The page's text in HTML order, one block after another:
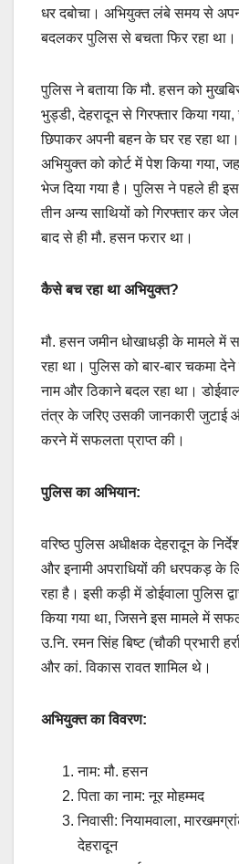
धर दबोचा। अभियुक्त लंबे समय से
बदलकर पुलिस से बचता फिर रहा था।
पुलिस ने बताया कि मौ. हसन को
भुड्डी, देहरादून से गिरफ्तार किया
छिपाकर अपनी बहन के घर रह रहा था।
अभियुक्त को कोर्ट में पेश किया गया,
भेज दिया गया है। पुलिस ने पहले ही
तीन अन्य साथियों को गिरफ्तार कर
बाद से ही मौ. हसन फरार था।
कैसे बच रहा था अभियुक्त?
मौ. हसन जमीन धोखाधड़ी के मामले में
रहा था। पुलिस को बार-बार चकमा
नाम और ठिकाने बदल रहा था।
तंत्र के जरिए उसकी जानकारी जुटाई
करने में सफलता प्राप्त की।
पुलिस का अभियान:
वरिष्ठ पुलिस अधीक्षक देहरादून के
और इनामी अपराधियों की धरपकड़ के
रहा है। इसी कड़ी में डोईवाला पुलिस
किया गया था, जिसने इस मामले में
उ.नि. रमन सिंह बिष्ट (चौकी प्रभारी
और कां. विकास रावत शामिल थे।
अभियुक्त का विवरण:
नाम: मौ. हसन
पिता का नाम: नूर मोहम्मद
निवासी: नियामवाला,
देहरादून